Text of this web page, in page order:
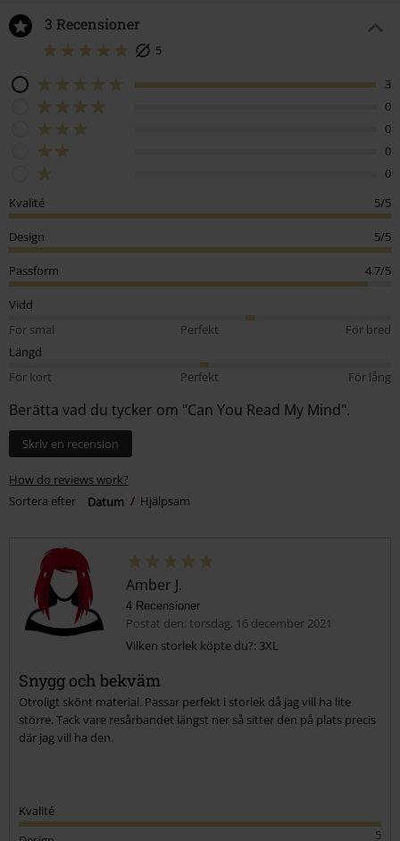
3 Recensioner
5
3
0
0
0
0
Kvalité
5/5
Design 5/5
Passform 4.7/5
Vidd
För smal
Perfekt
För bred
Längd
För kort
Perfekt För lång
Berätta vad du tycker om "Can You Read My Mind".
Skriv en recension
How do reviews work?
Sortera efter
Datum Hjälpsam
Amber J.
4 Recensioner
Postat den: torsdag, 16 december 2021
Vilken storlek köpte du?: 3XL
Snygg och bekväm
Otroligt skönt material. Passar perfekt i storlek då jag vill ha lite
större. Tack vare resårbandet längst ner så sitter den på plats precis
där jag vill ha den.
Kvalité
5